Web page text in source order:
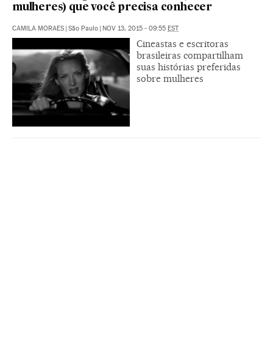
mulheres) que você precisa conhecer
CAMILA MORAES | São Paulo | NOV 13, 2015 - 09:55 EST
Cineastas e escritoras
brasileiras compartilham
suas histórias preferidas
sobre mulheres